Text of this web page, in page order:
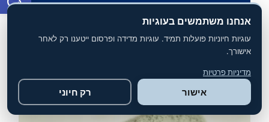
בלי התחייבות לטווח ארוך. הזמנת השירות
פשוטה, מהירה, וכוללת ייעוץ טלפוני ללא עלות.
אנחנו משתמשים בעוגיות
עוגיות חיוניות פועלות תמיד. עוגיות מדידה ופרסום ייטענו רק לאחר
אישורך.
מדיניות פרטיות
אישור רק חיוני